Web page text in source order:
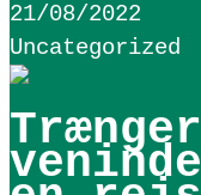
21/08/2022
Uncategorized
Trænger